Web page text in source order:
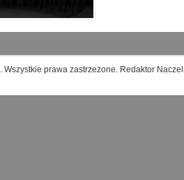
. Wszystkie prawa zastrzeżone. Redaktor